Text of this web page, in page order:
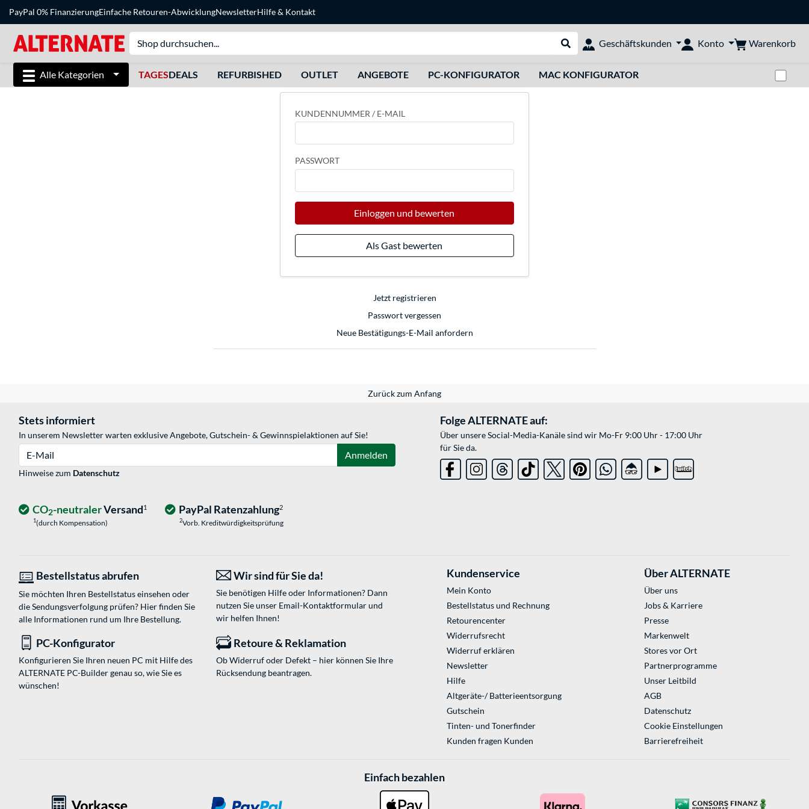
PayPal 0% FinanzierungEinfache Retouren-AbwicklungNewsletterHilfe& Kontakt
Suche durchführen
Geschäftskunden Konto Warenkorb
Alle Kategorien TAGESDEALS REFURBISHED OUTLET ANGEBOTE PC-KONFIGURATOR MAC KONFIGURATOR
KUNDENNUMMER / E-MAIL
PASSWORT
Einloggen und bewerten
Als Gast bewerten
Jetzt registrieren
Passwort vergessen
Neue Bestätigungs-E-Mail anfordern
Zurück zum Anfang
Stets informiert
In unserem Newsletter warten exklusive Angebote, Gutschein- & Gewinnspielaktionen auf Sie!
Anmelden
Hinweise zum Datenschutz
Folge ALTERNATE auf:
Über unsere Social-Media-Kanäle sind wir Mo-Fr 9:00 Uhr - 17:00 Uhr
für Sie da.
CO2-neutralerVersand1
1(durch Kompensation)
PayPal Ratenzahlung2
2Vorb. Kreditwürdigkeitsprüfung
Bestellstatus abrufen
Sie möchten Ihren Bestellstatus einsehen oder
die Sendungsverfolgung prüfen? Hier finden Sie
alle Informationen rund um Ihre Bestellung.
Wir sind für Sie da!
Sie benötigen Hilfe oder Informationen? Dann
nutzen Sie unser Email-Kontaktformularund
wir helfen Ihnen!
PC-Konfigurator
Konfigurieren Sie Ihren neuen PC mit Hilfe des
ALTERNATE PC-Builder genau so, wie Sie es
wünschen!
Retoure & Reklamation
Ob Widerruf oder Defekt – hier können Sie Ihre
Rücksendung beantragen.
Kundenservice
Mein Konto
Bestellstatus und Rechnung
Retourencenter
Widerrufsrecht
Widerruf erklären
Newsletter
Hilfe
Altgeräte-/ Batterieentsorgung
Gutschein
Tinten- und Tonerfinder
Kunden fragen Kunden
Über ALTERNATE
Über uns
Jobs & Karriere
Presse
Markenwelt
Stores vor Ort
Partnerprogramme
Unser Leitbild
AGB
Datenschutz
Cookie Einstellungen
Barrierefreiheit
Einfach bezahlen